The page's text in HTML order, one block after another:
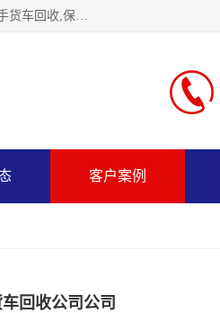
保定辉领再生资源回收有限公司主要经营保定旧车回收，保定报废汽车回收，保定报废汽车回收公司电话,保定二手货车回收,保定黄标车回收, 保定黄标车回收，保定哪里收报废车，保定废旧汽车回收，保定汽车报废手续办理，保定汽车解体厂。将通过采取区域限行促进淘汰、经济补助激励新、加大上路*法处罚、加强达标排放监管等综合措施，对老旧机动车逐步实行末位淘汰，加快老旧机动车淘汰新
客户案例
回收公司公司